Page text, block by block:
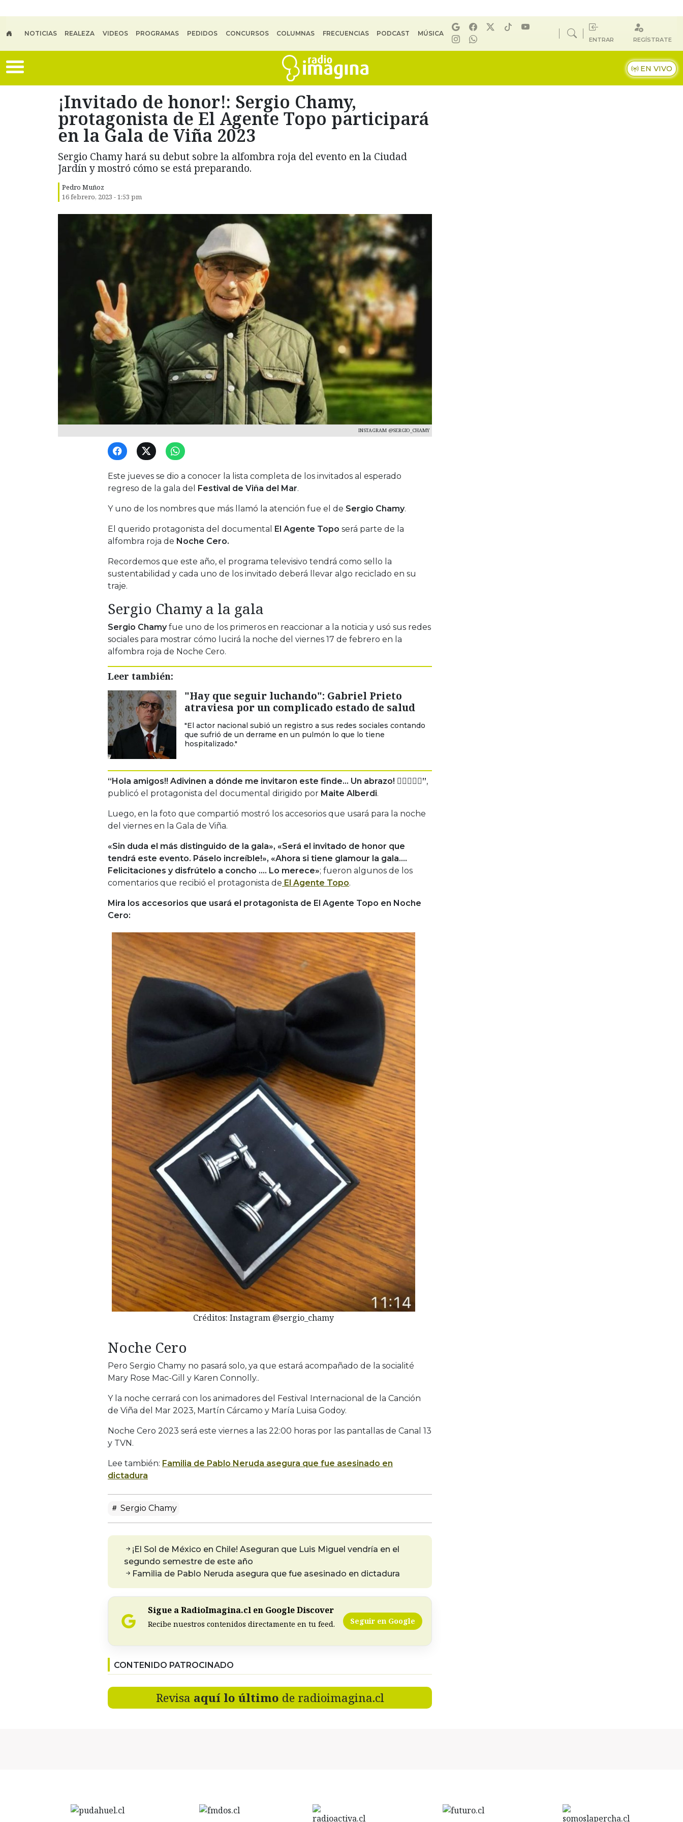
NOTICIAS REALEZA VIDEOS PROGRAMAS PEDIDOS CONCURSOS COLUMNAS FRECUENCIAS PODCAST MÚSICA
ENTRAR REGÍSTRATE
EN VIVO
¡Invitado de honor!: Sergio Chamy,
protagonista de El Agente Topo participará
en la Gala de Viña 2023
Sergio Chamy hará su debut sobre la alfombra roja del evento en la Ciudad
Jardín y mostró cómo se está preparando.
Pedro Muñoz
16 febrero, 2023 - 1:53 pm
INSTAGRAM @SERGIO_CHAMY
Este jueves se dio a conocer la lista completa de los invitados al esperado
regreso de la gala del Festival de Viña del Mar.
Y uno de los nombres que más llamó la atención fue el de Sergio Chamy.
El querido protagonista del documental El Agente Topo será parte de la
alfombra roja de Noche Cero.
Recordemos que este año, el programa televisivo tendrá como sello la
sustentabilidad y cada uno de los invitado deberá llevar algo reciclado en su
traje.
Sergio Chamy a la gala
Sergio Chamyfue uno de los primeros en reaccionar a la noticia y usó sus redes
sociales para mostrar cómo lucirá la noche del viernes 17 de febrero en la
alfombra roja de Noche Cero.
Leer también:
"Hay que seguir luchando": Gabriel Prieto
atraviesa por un complicado estado de salud
"El actor nacional subió un registro a sus redes sociales contando
que sufrió de un derrame en un pulmón lo que lo tiene
hospitalizado."
“Hola amigos!! Adivinen a dónde me invitaron este finde… Un abrazo! 🕵🏻‍♂️✌🏻”,
publicó el protagonista del documental dirigido por Maite Alberdi.
Luego, en la foto que compartió mostró los accesorios que usará para la noche
del viernes en la Gala de Viña.
«Sin duda el más distinguido de la gala», «Será el invitado de honor que
tendrá este evento. Páselo increíble!», «Ahora si tiene glamour la gala….
Felicitaciones y disfrútelo a concho …. Lo merece»; fueron algunos de los
comentarios que recibió el protagonista de El Agente Topo.
Mira los accesorios que usará el protagonista de El Agente Topo en Noche
Cero:
Créditos: Instagram @sergio_chamy
Noche Cero
Pero Sergio Chamy no pasará solo, ya que estará acompañado de la socialité
Mary Rose Mac-Gill y Karen Connolly..
Y la noche cerrará con los animadores del Festival Internacional de la Canción
de Viña del Mar 2023, Martín Cárcamo y María Luisa Godoy.
Noche Cero 2023 será este viernes a las 22:00 horas por las pantallas de Canal 13
y TVN.
Lee también: Familia de Pablo Neruda asegura que fue asesinado en
dictadura
Sergio Chamy
¡El Sol de México en Chile! Aseguran que Luis Miguel vendría en el
segundo semestre de este año
Familia de Pablo Neruda asegura que fue asesinado en dictadura
Sigue a RadioImagina.cl en Google Discover
Recibe nuestros contenidos directamente en tu feed. Seguir en Google
CONTENIDO PATROCINADO
Revisa aquí lo último de radioimagina.cl